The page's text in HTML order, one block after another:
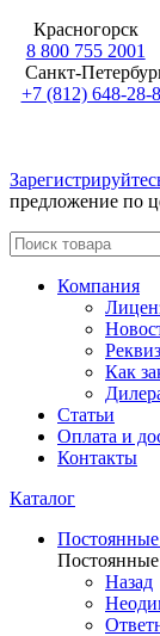
Красногорск
8 800 755 2001
Санкт-
+7 (812) 648-28-
предложение по
Компания
Как
Статьи
Оплата и
Контакты
Каталог
Назад